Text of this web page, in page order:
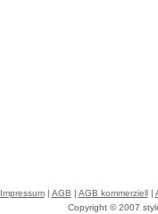
Impressum| AGB | AGB kommerziell|
Copyright © 2007